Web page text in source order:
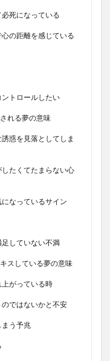
死になっている
の距離を感じている
トロールしたい
れる夢の意味
惑を見落としてしま
たくてたまらない心
なっているサイン
していない不満
スしている夢の意味
がっている時
ではないかと不安
まう予兆